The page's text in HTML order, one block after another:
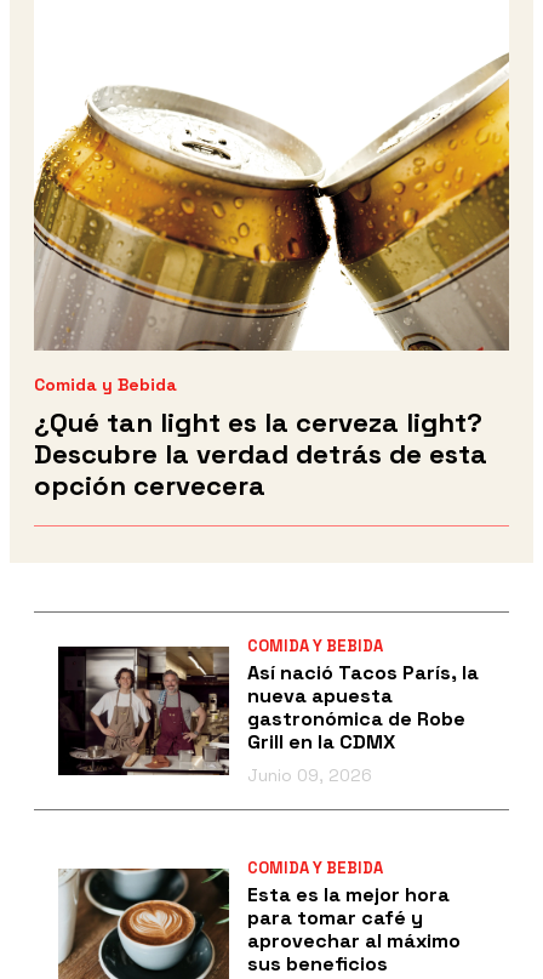
Comida y Bebida
¿Qué tan light es la cerveza light?
Descubre la verdad detrás de esta
opción cervecera
COMIDA Y BEBIDA
Así nació Tacos París, la
nueva apuesta
gastronómica de Robe
Grill en la CDMX
Junio 09, 2026
COMIDA Y BEBIDA
Esta es la mejor hora
para tomar café y
aprovechar al máximo
sus beneficios